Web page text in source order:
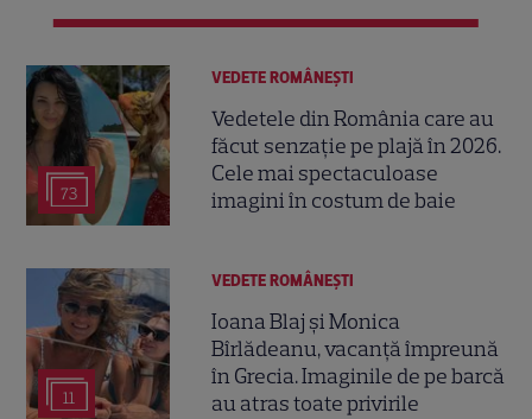
73
VEDETE ROMÂNEŞTI
Vedetele din România care au
făcut senzație pe plajă în 2026.
Cele mai spectaculoase
imagini în costum de baie
11
VEDETE ROMÂNEŞTI
Ioana Blaj și Monica
Bîrlădeanu, vacanță împreună
în Grecia. Imaginile de pe barcă
au atras toate privirile